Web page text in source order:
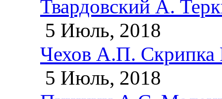
Твардовский А.
5 Июль, 2018
Чехов А.П. Скрипка
5 Июль, 2018